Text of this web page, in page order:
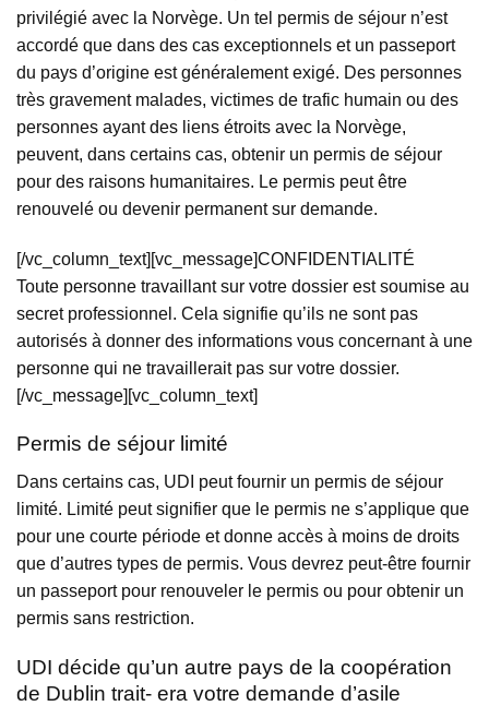
privilégié avec la Norvège. Un tel permis de séjour n’est
accordé que dans des cas exceptionnels et un passeport
du pays d’origine est généralement exigé. Des personnes
très gravement malades, victimes de trafic humain ou des
personnes ayant des liens étroits avec la Norvège,
peuvent, dans certains cas, obtenir un permis de séjour
pour des raisons humanitaires. Le permis peut être
renouvelé ou devenir permanent sur demande.
[/vc_column_text][vc_message]CONFIDENTIALITÉ
Toute personne travaillant sur votre dossier est soumise au
secret professionnel. Cela signifie qu’ils ne sont pas
autorisés à donner des informations vous concernant à une
personne qui ne travaillerait pas sur votre dossier.
[/vc_message][vc_column_text]
Permis de séjour limité
Dans certains cas, UDI peut fournir un permis de séjour
limité. Limité peut signifier que le permis ne s’applique que
pour une courte période et donne accès à moins de droits
que d’autres types de permis. Vous devrez peut-être fournir
un passeport pour renouveler le permis ou pour obtenir un
permis sans restriction.
UDI décide qu’un autre pays de la coopération
de Dublin trait- era votre demande d’asile